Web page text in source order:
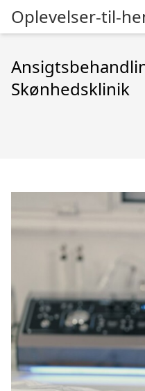
Oplevelser-til-
Skønhedsklinik